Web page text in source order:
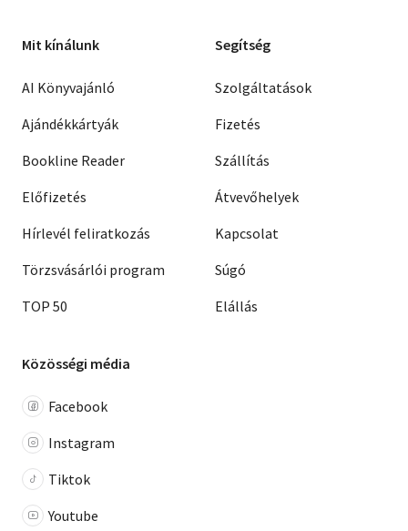
Mit kínálunk
AI Könyvajánló
Ajándékkártyák
Bookline Reader
Előfizetés
Hírlevél feliratkozás
Törzsvásárlói program
TOP 50
Segítség
Szolgáltatások
Fizetés
Szállítás
Átvevőhelyek
Kapcsolat
Súgó
Elállás
Közösségi média
Facebook
Instagram
Tiktok
Youtube